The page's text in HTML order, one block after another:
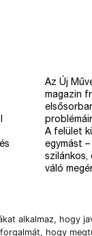
alkalmaz, hogy
hogy
Az Új
magazin
A felület
egymást
szilánkos,
váló